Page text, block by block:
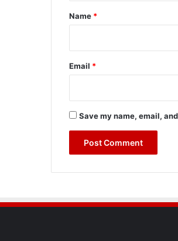
*
Name *
Email *
Save my name, email,